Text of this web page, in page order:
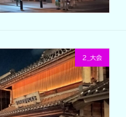
2_大会